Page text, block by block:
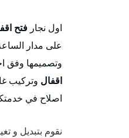
اول نجار فتح
على مدار
وتصميمها وفق
اقفال وتركيب
اصلاح في
نقوم بتبديل و